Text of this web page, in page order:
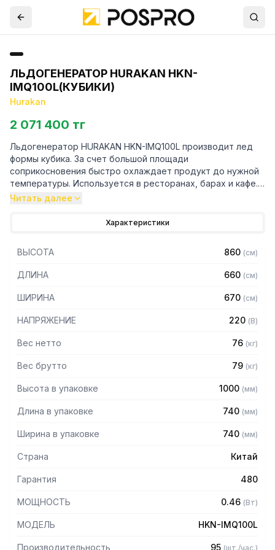
ЛЬДОГЕНЕРАТОР HURAKAN HKN-
IMQ100L(КУБИКИ)
Hurakan
2 071 400 тг
Льдогенератор HURAKAN HKN-IMQ100L производит лед
формы кубика. За счет большой площади
соприкосновения быстро охлаждает продукт до нужной
температуры. Используется в ресторанах, барах и кафе.
– Вес кубика: 110 грамм
– Производительность: 95 кг/сутки при температуре
воды 20C
– Ножки: 30 мм
Читать далее
Характеристики
ВЫСОТА 860 (см)
ДЛИНА 660 (см)
ШИРИНА 670 (см)
НАПРЯЖЕНИЕ 220 (В)
Вес нетто 76 (кг)
Вес брутто 79 (кг)
Высота в упаковке 1000 (мм)
Длина в упаковке 740 (мм)
Ширина в упаковке 740 (мм)
Страна Китай
Гарантия 480
МОЩНОСТЬ 0.46 (Вт)
МОДЕЛЬ HKN-IMQ100L
Производительность 95 (шт./час.)